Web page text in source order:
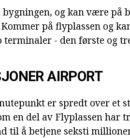
og kan være på
på flyplassen og
- den første og
AIRPORT
er spredt over et
en del av Flyplassen har
til å betjene seksti